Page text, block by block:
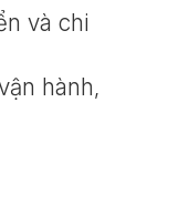
và chi
hành,